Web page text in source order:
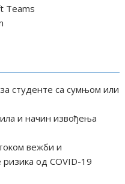
Teams
са сумњом или
и начин извођења
вежби и
од COVID-19